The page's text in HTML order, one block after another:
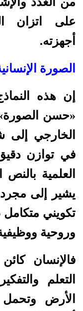
على اتزان
أجهزته.
الصورة
إن هذه
«حسن الصورة»
الخارجي إلى
في توازن
العلمية
يشير إلى
تكويني
وروحية
فالإنسان
التعلم
الأرض وتحمل